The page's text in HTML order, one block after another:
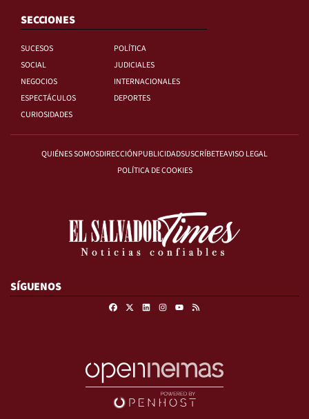
SECCIONES
SUCESOS
POLÍTICA
SOCIAL
JUDICIALES
NEGOCIOS
INTERNACIONALES
ESPECTÁCULOS
DEPORTES
CURIOSIDADES
QUIÉNES SOMOSDIRECCIÓNPUBLICIDADSUSCRÍBETEAVISO LEGAL
POLÍTICA DE COOKIES
SÍGUENOS
FacebookLinkedinInstagram